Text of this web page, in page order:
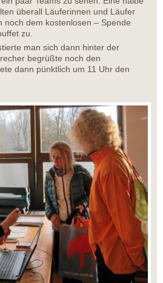
überall Läuferinnen und Läufer
noch dem kostenlosen – Spende
zu.
man sich dann hinter der
begrüßte noch den
dann pünktlich um 11 Uhr den